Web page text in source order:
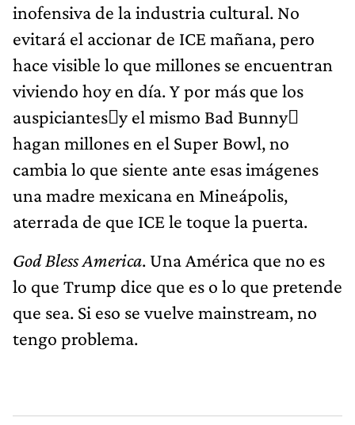
inofensiva de la industria cultural. No
evitará el accionar de ICE mañana, pero
hace visible lo que millones se encuentran
viviendo hoy en día. Y por más que los
auspiciantesy el mismo Bad Bunny
hagan millones en el Super Bowl, no
cambia lo que siente ante esas imágenes
una madre mexicana en Mineápolis,
aterrada de que ICE le toque la puerta.
God Bless America. Una América que no es
lo que Trump dice que es o lo que pretende
que sea. Si eso se vuelve mainstream, no
tengo problema.